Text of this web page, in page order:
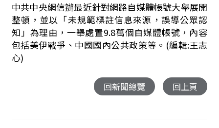
中共中央網信辦最近針對網路自媒體帳號大舉展開
整頓，並以「未規範標註信息來源，誤導公眾認
知」為理由，一舉處置9.8萬個自媒體帳號，內容
包括美伊戰爭、中國國內公共政策等。(編輯:王志
心)
回新聞總覽 回上頁